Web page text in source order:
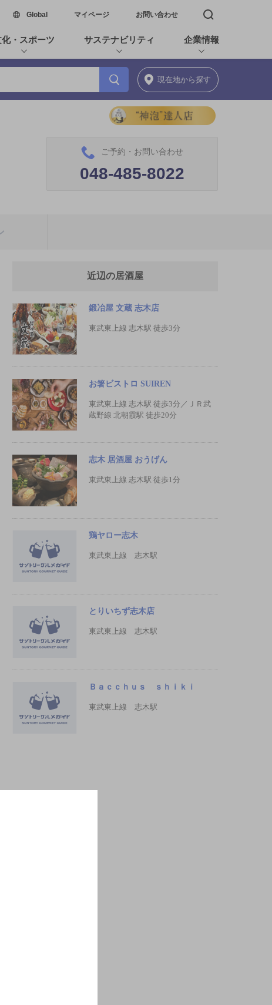
Global新しいウィンドウで開く
マイページ お問い合わせ 検索窓を開く
化・スポーツ サステナビリティ 企業情報
現在地から探す
ご予約・お問い合わせ
048-485-8022
近辺の居酒屋
鍛冶屋 文蔵 志木店
東武東上線 志木駅 徒歩3分
お箸ビストロ SUIREN
東武東上線 志木駅 徒歩3分／ＪＲ武
蔵野線 北朝霞駅 徒歩20分
志木 居酒屋 おうげん
東武東上線 志木駅 徒歩1分
鶏ヤロー志木
東武東上線 志木駅
とりいちず志木店
東武東上線 志木駅
Ｂａｃｃｈｕｓ ｓｈｉｋｉ
東武東上線 志木駅